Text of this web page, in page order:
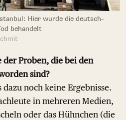
Hier wurde die deutsch-
behandelt
der Proben, die bei den
sind?
noch keine Ergebnisse.
in mehreren Medien,
oder das Hühnchen (die